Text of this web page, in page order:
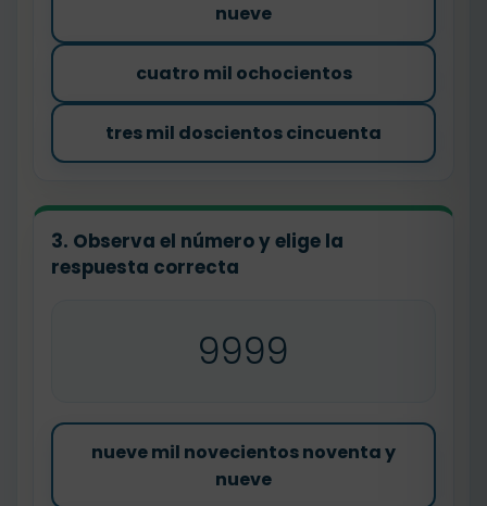
nueve
cuatro mil ochocientos
tres mil doscientos cincuenta
3. Observa el número y elige la
respuesta correcta
9999
nueve mil novecientos noventa y
nueve